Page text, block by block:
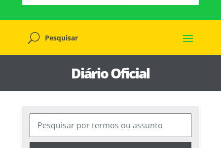
Diário Oficial